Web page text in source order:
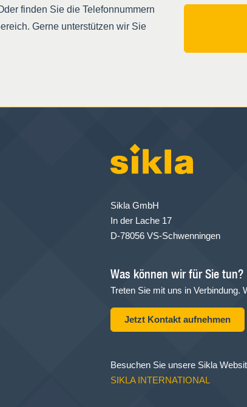
finden Sie die Telefonnummern
Gerne unterstützen wir Sie
Sikla GmbH
In der Lache 17
D-78056 VS-Schwenningen
Was können wir für Sie tun?
Treten Sie mit uns in Verbindung.
Jetzt Kontakt aufnehmen
Besuchen Sie unsere Sikla
SIKLA INTERNATIONAL